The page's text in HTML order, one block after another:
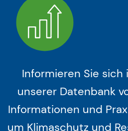
Informieren Sie sich
unserer Datenbank
Informationen und
um Klimaschutz und